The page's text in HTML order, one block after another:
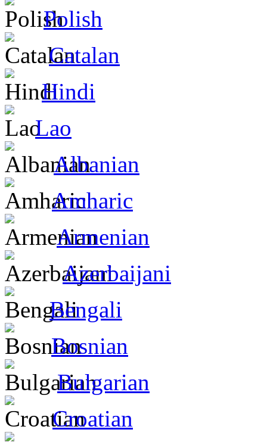
Polish
Catalan
Hindi
Lao
Albanian
Amharic
Armenian
Azerbaijani
Bengali
Bosnian
Bulgarian
Croatian